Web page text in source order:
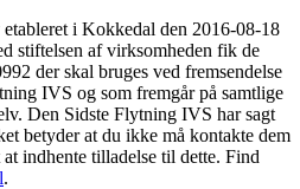
i Kokkedal den 2016-08-18
stiftelsen af virksomheden fik de
der skal bruges ved fremsendelse
IVS og som fremgår på samtlige
Den Sidste Flytning IVS har sagt
betyder at du ikke må kontakte dem
indhente tilladelse til dette. Find
.